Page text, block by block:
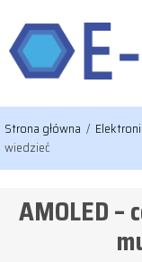
Strona główna /
wiedzieć
AMOLED